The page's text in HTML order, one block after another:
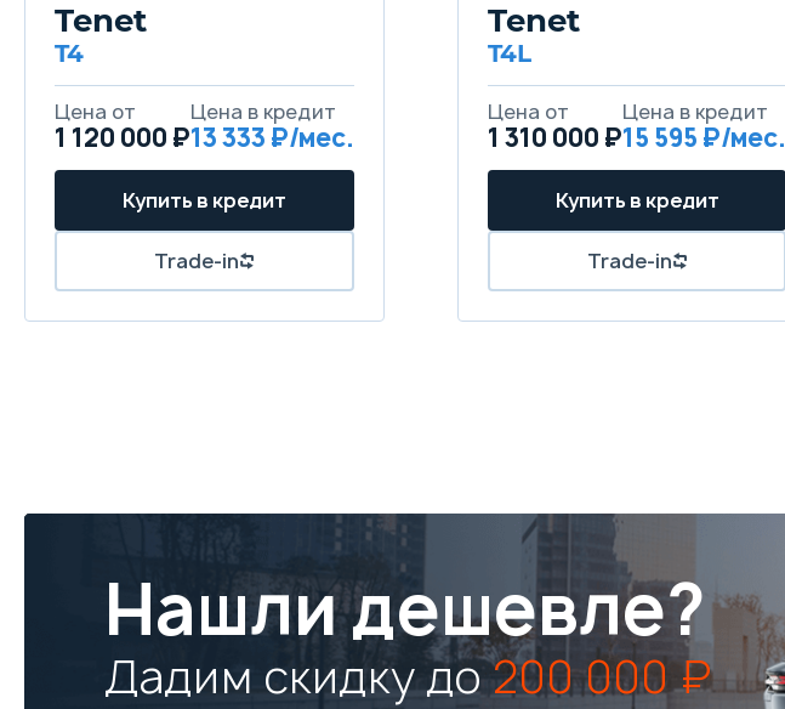
Tenet
T4
Цена от
1 120 000 ₽
Цена в кредит
13 333 ₽/мес.
Купить в кредит
Trade-in
Tenet
T4L
Цена от
1 310 000 ₽
Цена в кредит
15 595 ₽/мес.
Купить в кредит
Trade-in
Нашли дешевле?
Дадим скидку до200 000 ₽